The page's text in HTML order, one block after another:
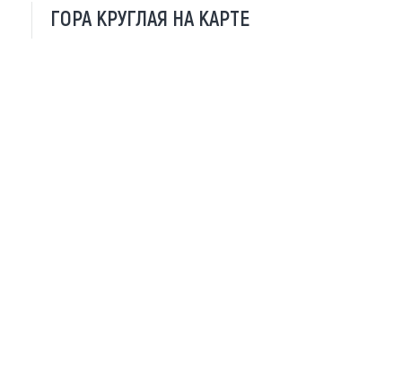
ГОРА КРУГЛАЯ НА КАРТЕ